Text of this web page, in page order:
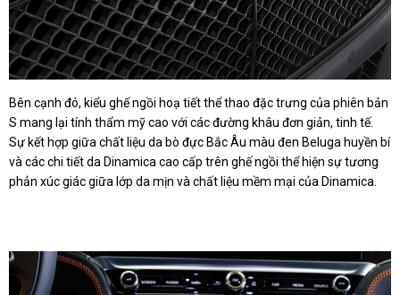
Bên cạnh đó, kiểu ghế ngồi hoạ tiết thể thao đặc trưng của phiên bản
S mang lại tính thẩm mỹ cao với các đường khâu đơn giản, tinh tế.
Sự kết hợp giữa chất liệu da bò đực Bắc Âu màu đen Beluga huyền bí
và các chi tiết da Dinamica cao cấp trên ghế ngồi thể hiện sự tương
phản xúc giác giữa lớp da mịn và chất liệu mềm mại của Dinamica.